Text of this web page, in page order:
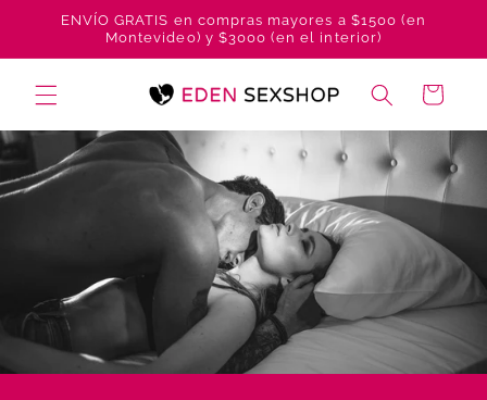
directamente
al contenido
ENVÍO GRATIS en compras mayores a $1500 (en
Montevideo) y $3000 (en el interior)
Carrito